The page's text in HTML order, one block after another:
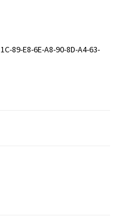
1C-89-E8-6E-A8-90-8D-A4-63-